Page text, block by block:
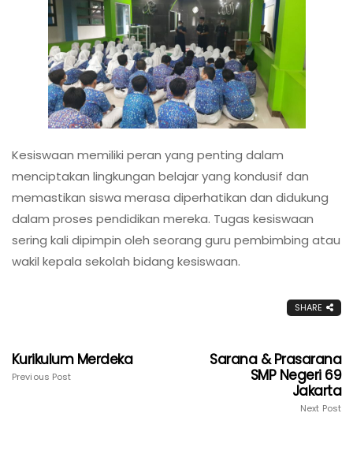
Kesiswaan memiliki peran yang penting dalam
menciptakan lingkungan belajar yang kondusif dan
memastikan siswa merasa diperhatikan dan didukung
dalam proses pendidikan mereka. Tugas kesiswaan
sering kali dipimpin oleh seorang guru pembimbing atau
wakil kepala sekolah bidang kesiswaan.
SHARE
Kurikulum Merdeka
Previous Post
Sarana & Prasarana
SMP Negeri 69
Jakarta
Next Post